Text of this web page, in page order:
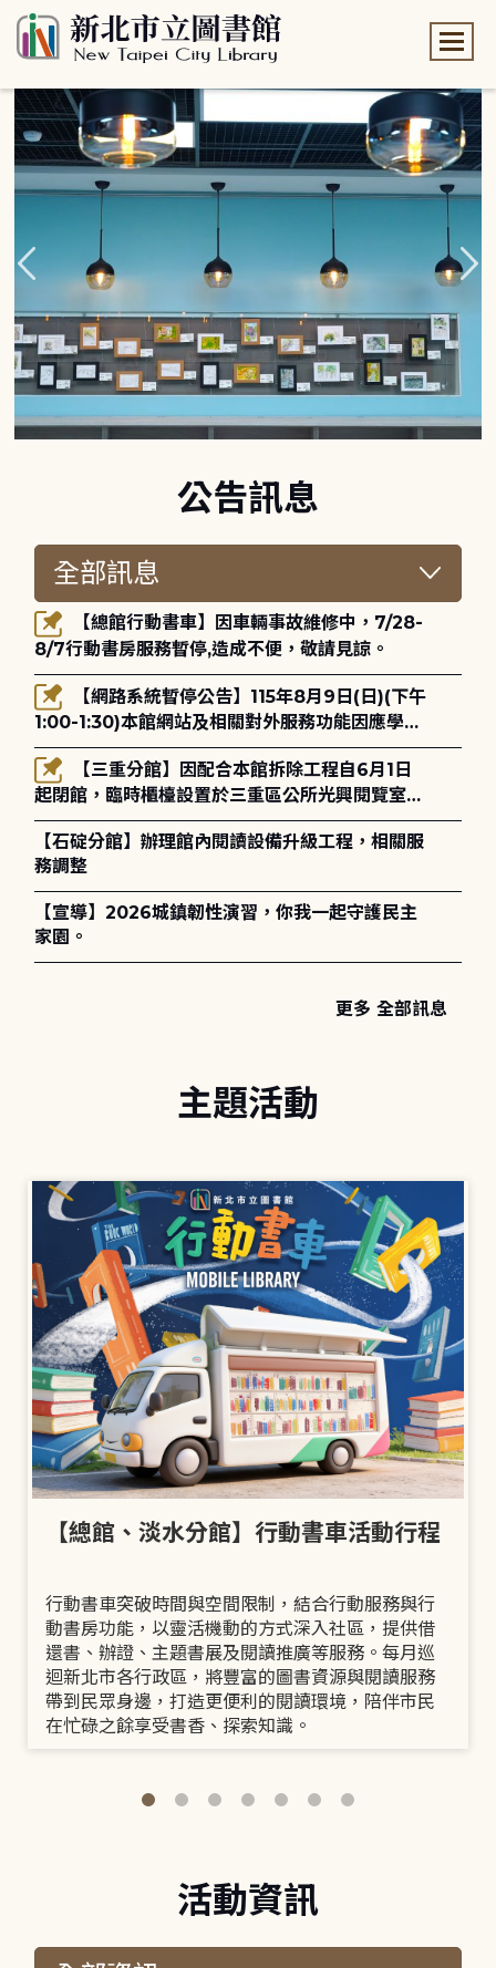
公告訊息
8/7行動書房服務暫停,造成不便，敬請見諒。
1:00-1:30)本館網站及相關對外服務功能因應學術
網路升級更新將暫停服務。
起閉館，臨時櫃檯設置於三重區公所光興閱覽室，
造成不便，敬請見諒。
【石碇分館】辦理館內閱讀設備升級工程，相關服
務調整
【宣導】2026城鎮韌性演習，你我一起守護民主
家園。
更多 全部訊息
主題活動
【總館、淡水分館】行動書車活動行程
行動書車突破時間與空間限制，結合行動服務與行
動書房功能，以靈活機動的方式深入社區，提供借
還書、辦證、主題書展及閱讀推廣等服務。每月巡
迴新北市各行政區，將豐富的圖書資源與閱讀服務
帶到民眾身邊，打造更便利的閱讀環境，陪伴市民
在忙碌之餘享受書香、探索知識。
活動資訊